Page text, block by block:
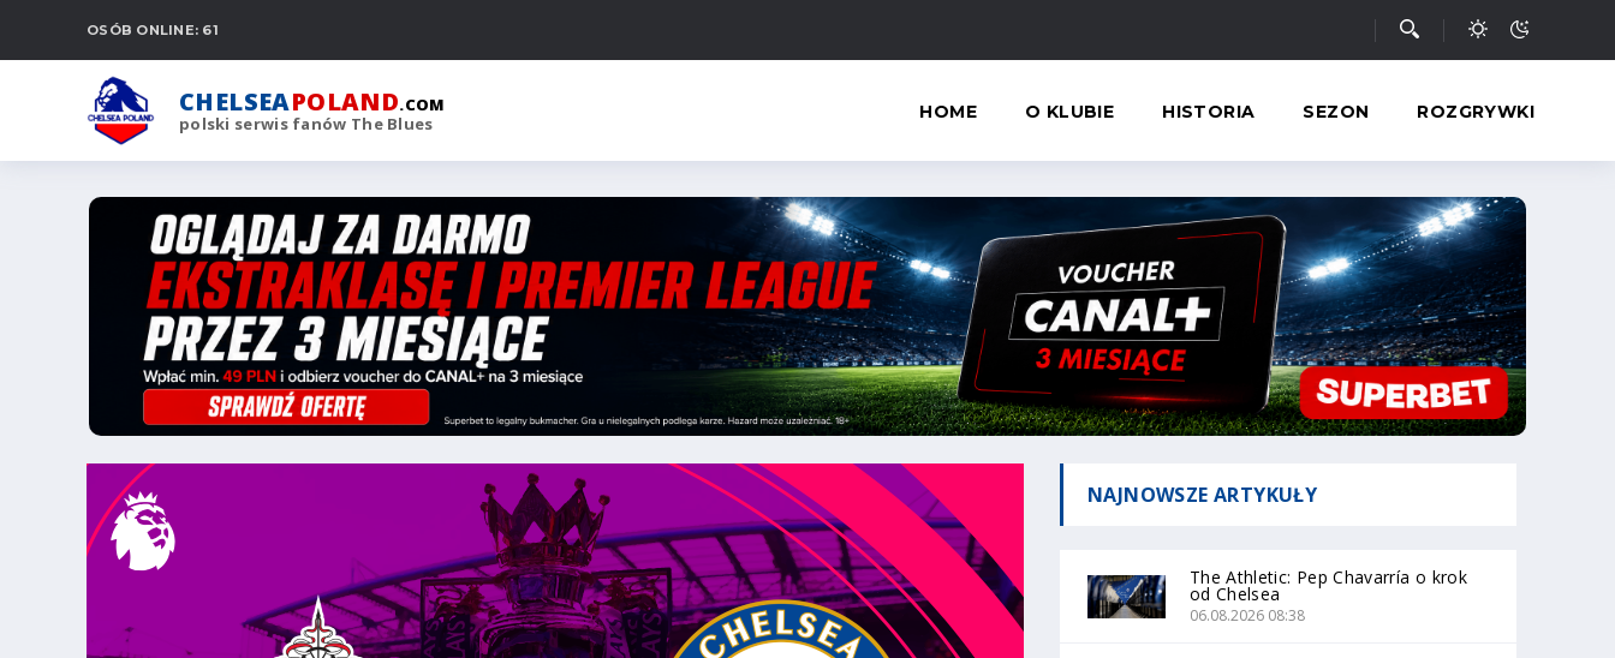
OSÓB ONLINE: 61
CHELSEAPOLAND.COM
polski serwis fanów The Blues
HOME O KLUBIE HISTORIA SEZON ROZGRYWKI
NAJNOWSZEARTYKUŁY
The Athletic: Pep Chavarría o krok
od Chelsea
06.08.2026 08:38